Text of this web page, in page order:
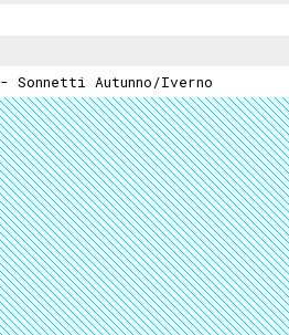
- Sonnetti Autunno/iverno